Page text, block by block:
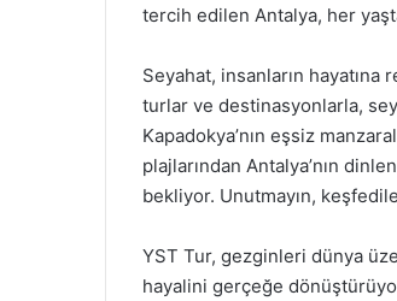
tercih edilen Antalya, her
Seyahat, insanların
turlar ve destinasyonlarla,
Kapadokya’nın eşsiz
plajlarından Antalya’nın
bekliyor. Unutmayın,
YST Tur, gezginleri dünya
hayalini gerçeğe